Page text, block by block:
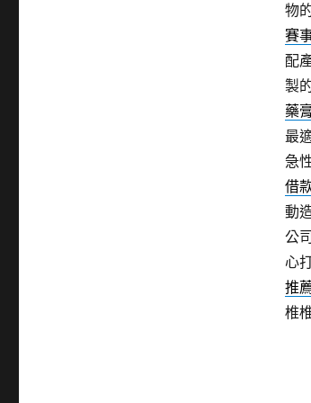
物
賽
配
製
藥
最
急
借
動
公
心
推
椎